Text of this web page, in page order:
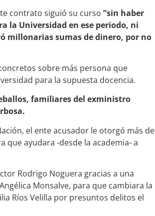
contrato siguió su curso ”sin haber
la Universidad en ese periodo, ni
millonarias sumas de dinero, por no
sobre más persona que
para la supuesta docencia.
familiares del exministro
el ente acusador le otorgó más de
que ayudara -desde la academia- a
Rodrigo Noguera gracias a una
Monsalve, para que cambiara la
Ríos Velilla por presuntos delitos el